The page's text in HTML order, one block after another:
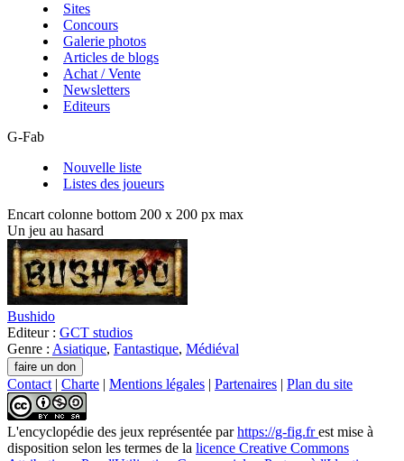
Sites
Concours
Galerie photos
Articles de blogs
Achat / Vente
Newsletters
Editeurs
G-Fab
Nouvelle liste
Listes des joueurs
Encart colonne bottom 200 x 200 px max
Un jeu au hasard
Bushido
Editeur : GCT studios
Genre : Asiatique, Fantastique, Médiéval
Contact | Charte | Mentions légales | Partenaires | Plan du site
L'encyclopédie des jeux représentée parhttps://g-fig.frest mise à
disposition selon les termes de la licence Creative Commons